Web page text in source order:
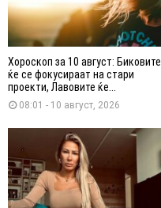
Хороскоп за 10 август: Биковите
ќе се фокусираат на стари
проекти, Лавовите ќе...
08:01 - 10 август, 2026